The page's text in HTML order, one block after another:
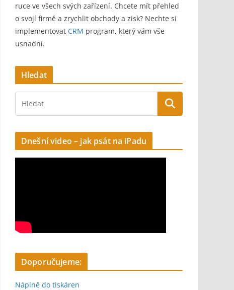
ruce ve všech svých zařízení. Chcete mít přehled
o svojí firmě a zrychlit obchody a zisk? Nechte si
implementovat CRM program, který vám vše
usnadní.
Hledat
Dnešní video – jak psát na iPadu
Doporučujeme:
Náplně do tiskáren